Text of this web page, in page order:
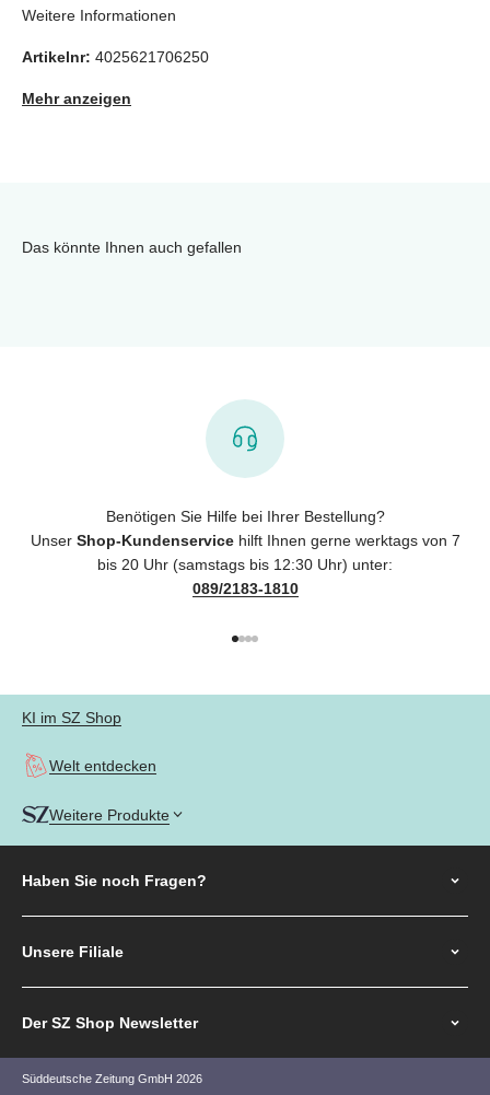
Weitere Informationen
Artikelnr: 4025621706250
Mehr anzeigen
Das könnte Ihnen auch gefallen
Benötigen Sie Hilfe bei Ihrer Bestellung?
Unser Shop-Kundenservicehilft Ihnen gerne werktags von 7
bis 20 Uhr (samstags bis 12:30 Uhr) unter:
089/2183-1810
KI im SZ Shop
Welt entdecken
Weitere Produkte
Haben Sie noch Fragen?
Unsere Filiale
Der SZ Shop Newsletter
Süddeutsche Zeitung GmbH 2026